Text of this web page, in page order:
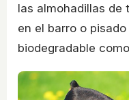
las almohadillas de
en el barro o
biodegradable